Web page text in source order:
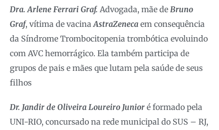
Dra. Arlene Ferrari Graf. Advogada, mãe de Bruno
Graf, vítima de vacina AstraZeneca em consequência
da Síndrome Trombocitopenia trombótica evoluindo
com AVC hemorrágico. Ela também participa de
grupos de pais e mães que lutam pela saúde de seus
filhos
Dr. Jandir de Oliveira Loureiro Junior é formado pela
UNI-RIO, concursado na rede municipal do SUS – RJ,